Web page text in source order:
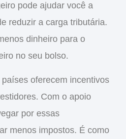
pode ajudar você a
reduzir a carga tributária.
dinheiro para o
no seu bolso.
oferecem incentivos
Com o apoio
por essas
menos impostos. É como